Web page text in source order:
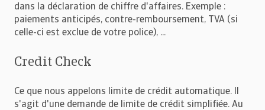
dans la déclaration de chiffre d'affaires. Exemple :
paiements anticipés, contre-remboursement, TVA (si
celle-ci est exclue de votre police), ...
Credit Check
Ce que nous appelons limite de crédit automatique. Il
s'agit d'une demande de limite de crédit simplifiée. Au